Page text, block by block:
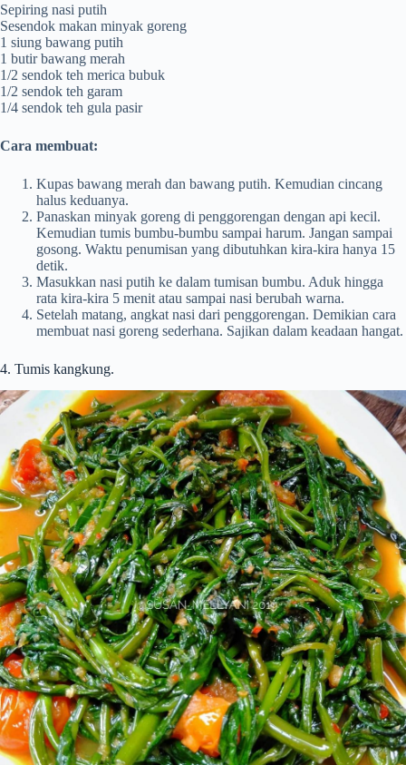
Sepiring nasi putih
Sesendok makan minyak goreng
1 siung bawang putih
1 butir bawang merah
1/2 sendok teh merica bubuk
1/2 sendok teh garam
1/4 sendok teh gula pasir
Cara membuat:
Kupas bawang merah dan bawang putih. Kemudian cincang
halus keduanya.
Panaskan minyak goreng di penggorengan dengan api kecil.
Kemudian tumis bumbu-bumbu sampai harum. Jangan sampai
gosong. Waktu penumisan yang dibutuhkan kira-kira hanya 15
detik.
Masukkan nasi putih ke dalam tumisan bumbu. Aduk hingga
rata kira-kira 5 menit atau sampai nasi berubah warna.
Setelah matang, angkat nasi dari penggorengan. Demikian cara
membuat nasi goreng sederhana. Sajikan dalam keadaan hangat.
4. Tumis kangkung.